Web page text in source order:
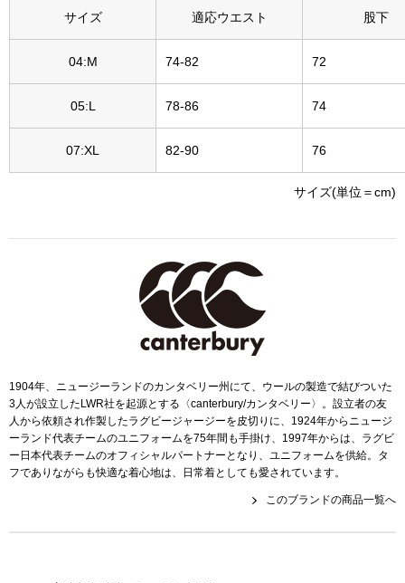
セイコー〉マウリッツハイス美術館公認フェ
ルメールオマージュウオッチ
ランド
マフラー／ス
その他
和装小物
サイズ 適応ウエスト 股下
04:M 74-82 72
05:L 78-86 74
07:XL 82-90 76
サイズ(単位＝cm)
1904年、ニュージーランドのカンタベリー州にて、ウールの製造で結びついた
3人が設立したLWR社を起源とする〈canterbury/カンタベリー〉。設立者の友
人から依頼され作製したラグビージャージーを皮切りに、1924年からニュージ
ーランド代表チームのユニフォームを75年間も手掛け、1997年からは、ラグビ
ー日本代表チームのオフィシャルパートナーとなり、ユニフォームを供給。タ
フでありながらも快適な着心地は、日常着としても愛されています。
このブランドの商品一覧へ